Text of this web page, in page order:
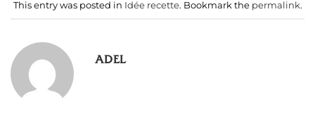
This entry was posted in Idée recette. Bookmark the permalink.
ADEL